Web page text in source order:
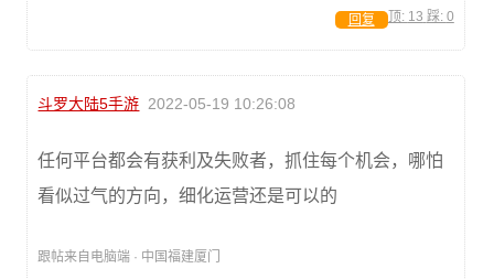
顶: 13 踩: 0
回复
斗罗大陆5手游 2022-05-19 10:26:08
任何平台都会有获利及失败者，抓住每个机会，哪怕
看似过气的方向，细化运营还是可以的
跟帖来自电脑端 · 中国福建厦门